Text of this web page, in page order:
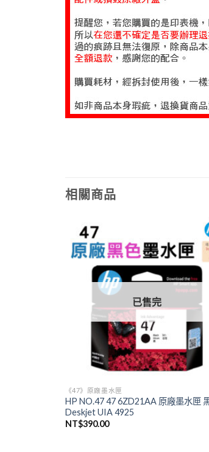
相關商品
已售完
《47》原廠墨水匣
HP NO.47 47 6ZD21AA 原廠墨水匣
Deskjet UIA 4925
NT$390.00